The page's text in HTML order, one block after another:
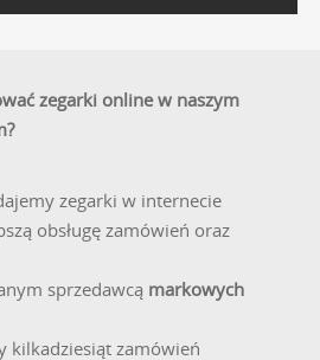
zegarki online w naszym
zegarki w internecie
obsługę zamówień oraz
sprzedawcą markowych
kilkadziesiąt zamówień